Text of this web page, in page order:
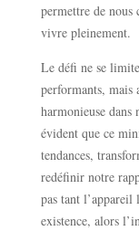
permettre de
vivre pleinement.
Le défi ne se
performants, mais
harmonieuse
évident que ce
tendances,
redéfinir notre
pas tant
existence, alors